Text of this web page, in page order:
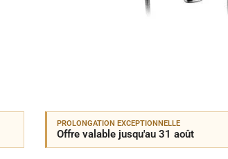
PROLONGATION EXCEPTIONNELLE
Offre valable jusqu'au 31 août